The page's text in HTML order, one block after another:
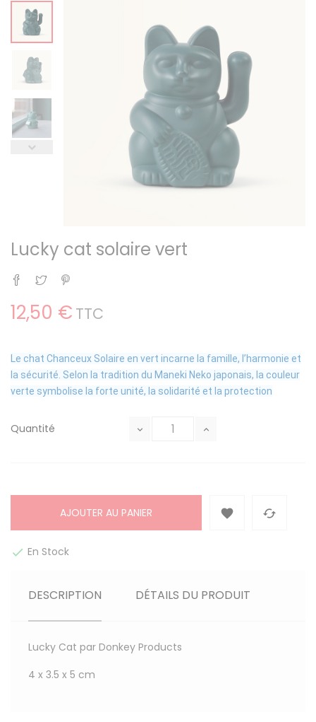
Lucky cat solaire vert
Partager
Tweet
12,50 € TTC
Le chat Chanceux Solaire en vert incarne la famille, l’harmonie et
la sécurité. Selon la tradition du Maneki Neko japonais, la couleur
verte symbolise la forte unité, la solidarité et la protection
Quantité
AJOUTER AU PANIER  
 En Stock
DESCRIPTION DÉTAILS DU PRODUIT
Lucky Cat par Donkey Products
4 x 3.5 x 5 cm